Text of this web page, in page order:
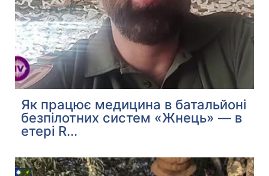
Як працює медицина в батальйоні
безпілотних систем «Жнець» — в
етері R...